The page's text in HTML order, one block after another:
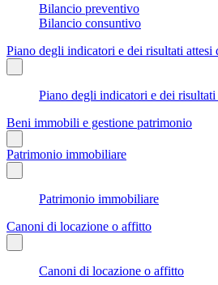
Bilancio preventivo
Bilancio consuntivo
Piano degli indicatori e dei risultati attesi
Piano degli indicatori e dei
Beni immobili e gestione patrimonio
Patrimonio immobiliare
Patrimonio immobiliare
Canoni di locazione o affitto
Canoni di locazione o affitto